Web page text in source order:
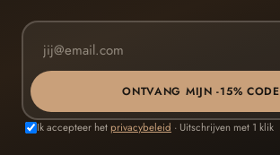
ONTVANG MIJN -15% CODE
Ik accepteer hetprivacybeleid · Uitschrijven met 1 klik